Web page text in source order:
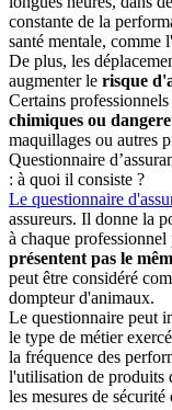
constante de la
santé mentale, comme
De plus, les
augmenter le risque
Certains
chimiques ou
maquillages ou autres
Questionnaire
: à quoi il consiste ?
Le questionnaire
assureurs. Il donne la
à chaque professionnel
présentent pas le
peut être considéré
dompteur d'animaux.
Le questionnaire peut
le type de métier
la fréquence des
l'utilisation de produits
les mesures de sécurité